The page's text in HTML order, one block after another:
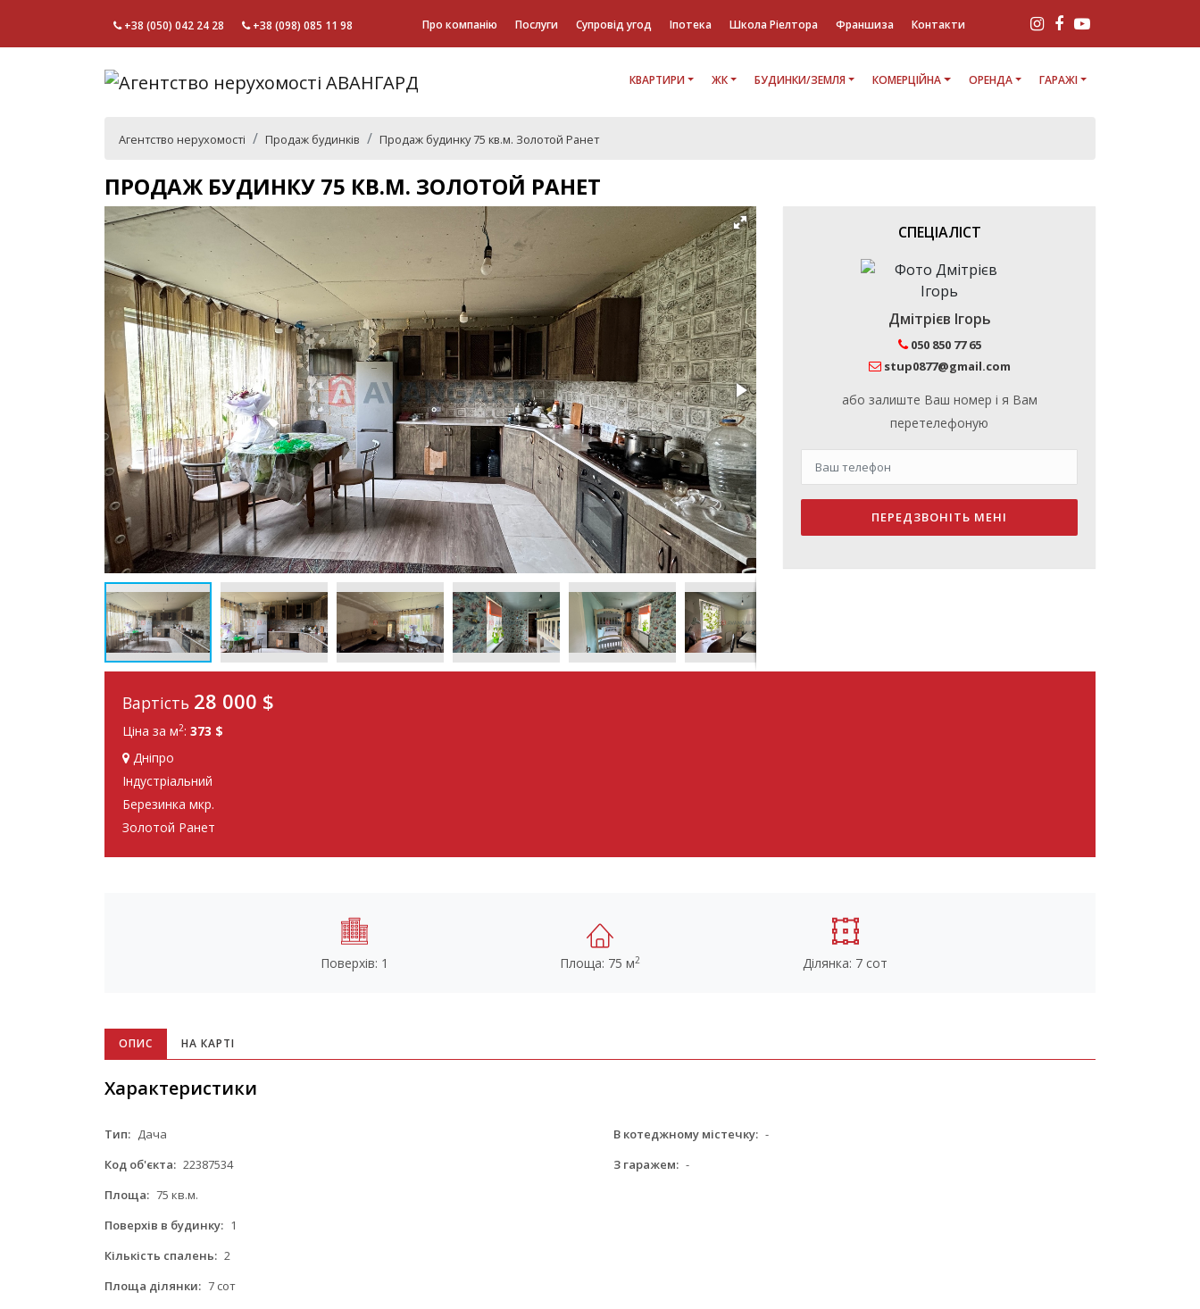
+38 (050) 042 24 28 +38 (098) 085 11 98 Про компанію Послуги Супровід угод Іпотека Школа Ріелтора Франшиза Контакти
КВАРТИРИ ЖК БУДИНКИ/ЗЕМЛЯ КОМЕРЦІЙНА ОРЕНДА ГАРАЖІ
Агентство нерухомості Продаж будинків Продаж будинку 75 кв.м. Золотой Ранет
ПРОДАЖ БУДИНКУ 75 КВ.М. ЗОЛОТОЙ РАНЕТ
СПЕЦІАЛІСТ
Дмітрієв Ігорь
050 850 77 65
stup0877@gmail.com
або залиште Ваш номер і я Вам
перетелефоную
ПЕРЕДЗВОНІТЬ МЕНІ
Вартість 28 000 $
Ціна за м2: 373 $
Дніпро
Індустріальний
Березинка мкр.
Золотой Ранет
Поверхів: 1 Площа: 75 м2 Ділянка: 7 сот
ОПИС НА КАРТІ
Характеристики
Тип: Дача
Код об'єкта: 22387534
Площа: 75 кв.м.
Поверхів в будинку: 1
Кількість спалень: 2
Площа ділянки: 7 сот
В котеджному містечку: -
З гаражем: -